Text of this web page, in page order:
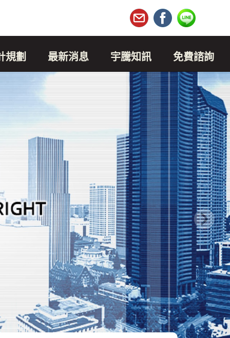
規劃 最新消息 宇騰知訊 免費諮詢